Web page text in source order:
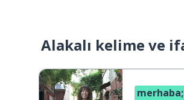
Alakalı kelime ve
merhaba;